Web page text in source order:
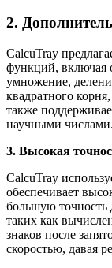
2.
CalcuTray
функций, включая
умножение,
квадратного
также
научными числами.
3. Высокая
CalcuTray
обеспечивает
большую
таких как
знаков после
скоростью, давая